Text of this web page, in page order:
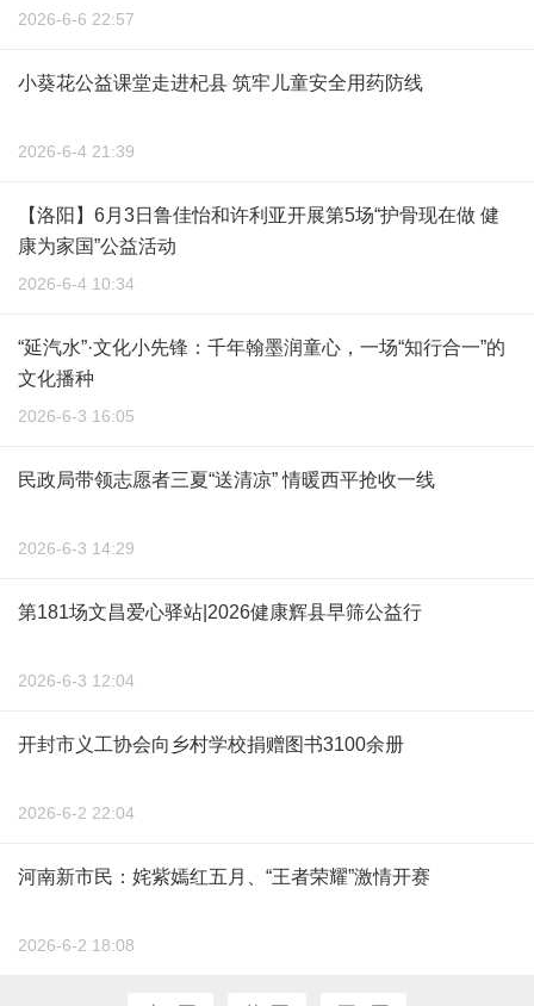
2026-6-6 22:57
小葵花公益课堂走进杞县 筑牢儿童安全用药防线
2026-6-4 21:39
【洛阳】6月3日鲁佳怡和许利亚开展第5场“护骨现在做 健
康为家国”公益活动
2026-6-4 10:34
“延汽水”·文化小先锋：千年翰墨润童心，一场“知行合一”的
文化播种
2026-6-3 16:05
民政局带领志愿者三夏“送清凉” 情暖西平抢收一线
2026-6-3 14:29
第181场文昌爱心驿站|2026健康辉县早筛公益行
2026-6-3 12:04
开封市义工协会向乡村学校捐赠图书3100余册
2026-6-2 22:04
河南新市民：姹紫嫣红五月、“王者荣耀”激情开赛
2026-6-2 18:08